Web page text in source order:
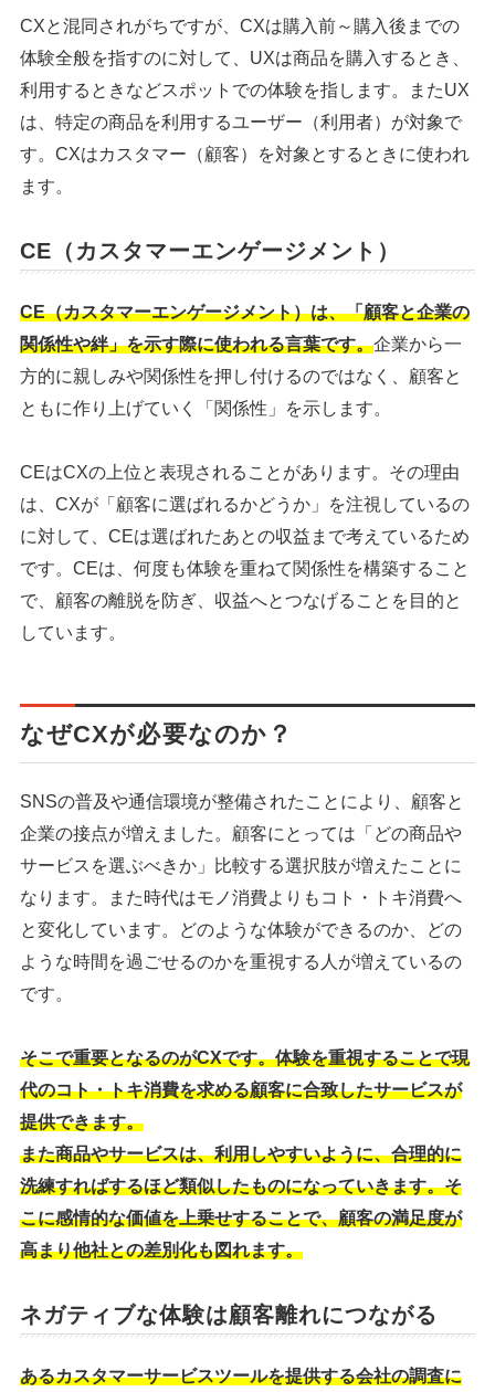
CXと混同されがちですが、CXは購入前～購入後までの
体験全般を指すのに対して、UXは商品を購入するとき、
利用するときなどスポットでの体験を指します。またUX
は、特定の商品を利用するユーザー（利用者）が対象で
す。CXはカスタマー（顧客）を対象とするときに使われ
ます。
CE（カスタマーエンゲージメント）
CE（カスタマーエンゲージメント）は、「顧客と企業の
関係性や絆」を示す際に使われる言葉です。企業から一
方的に親しみや関係性を押し付けるのではなく、顧客と
ともに作り上げていく「関係性」を示します。
CEはCXの上位と表現されることがあります。その理由
は、CXが「顧客に選ばれるかどうか」を注視しているの
に対して、CEは選ばれたあとの収益まで考えているため
です。CEは、何度も体験を重ねて関係性を構築すること
で、顧客の離脱を防ぎ、収益へとつなげることを目的と
しています。
なぜCXが必要なのか？
SNSの普及や通信環境が整備されたことにより、顧客と
企業の接点が増えました。顧客にとっては「どの商品や
サービスを選ぶべきか」比較する選択肢が増えたことに
なります。また時代はモノ消費よりもコト・トキ消費へ
と変化しています。どのような体験ができるのか、どの
ような時間を過ごせるのかを重視する人が増えているの
です。
そこで重要となるのがCXです。体験を重視することで現
代のコト・トキ消費を求める顧客に合致したサービスが
提供できます。
また商品やサービスは、利用しやすいように、合理的に
洗練すればするほど類似したものになっていきます。そ
こに感情的な価値を上乗せすることで、顧客の満足度が
高まり他社との差別化も図れます。
ネガティブな体験は顧客離れにつながる
あるカスタマーサービスツールを提供する会社の調査に